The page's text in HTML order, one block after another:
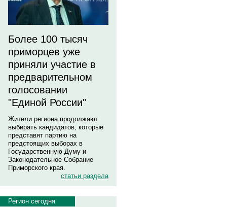
Более 100 тысяч
приморцев уже
приняли участие в
предварительном
голосовании
"Единой России"
Жители региона продолжают
выбирать кандидатов, которые
представят партию на
предстоящих выборах в
Государственную Думу и
Законодательное Собрание
Приморского края.
статьи раздела
Регион сегодня